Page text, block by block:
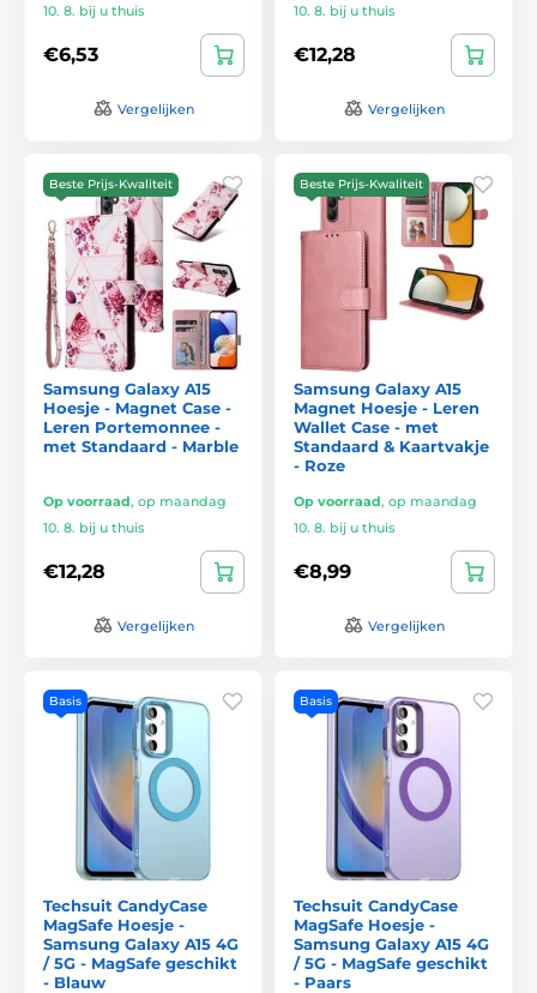
10. 8. bij u thuis
€6,53
Vergelijken
10. 8. bij u thuis
€12,28
Vergelijken
Beste Prijs-Kwaliteit
Samsung Galaxy A15
Hoesje - Magnet Case -
Leren Portemonnee -
met Standaard - Marble
Op voorraad, op maandag
10. 8. bij u thuis
€12,28
Vergelijken
Beste Prijs-Kwaliteit
Samsung Galaxy A15
Magnet Hoesje - Leren
Wallet Case - met
Standaard & Kaartvakje
- Roze
Op voorraad, op maandag
10. 8. bij u thuis
€8,99
Vergelijken
Basis
Techsuit CandyCase
MagSafe Hoesje -
Samsung Galaxy A15 4G
/ 5G - MagSafe geschikt
- Blauw
Basis
Techsuit CandyCase
MagSafe Hoesje -
Samsung Galaxy A15 4G
/ 5G - MagSafe geschikt
- Paars